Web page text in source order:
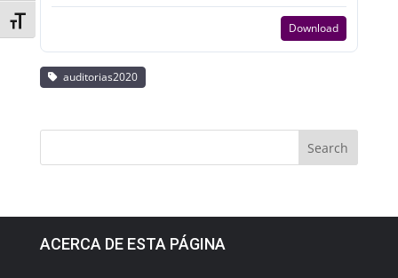
Toggle Font size
Download
auditorias2020
ACERCA DE ESTA PÁGINA